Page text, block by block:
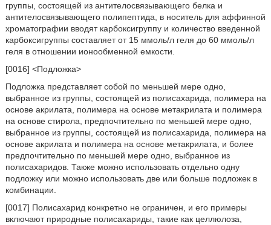
группы, состоящей из антителосвязывающего белка и
антителосвязывающего полипептида, в носитель для аффинной
хроматографии вводят карбоксигруппу и количество введенной
карбоксигруппы составляет от 15 ммоль/л геля до 60 ммоль/л
геля в отношении ионообменной емкости.
[0016] <Подложка>
Подложка представляет собой по меньшей мере одно,
выбранное из группы, состоящей из полисахарида, полимера на
основе акрилата, полимера на основе метакрилата и полимера
на основе стирола, предпочтительно по меньшей мере одно,
выбранное из группы, состоящей из полисахарида, полимера на
основе акрилата и полимера на основе метакрилата, и более
предпочтительно по меньшей мере одно, выбранное из
полисахаридов. Также можно использовать отдельно одну
подложку или можно использовать две или больше подложек в
комбинации.
[0017] Полисахарид конкретно не ограничен, и его примеры
включают природные полисахариды, такие как целлюлоза,